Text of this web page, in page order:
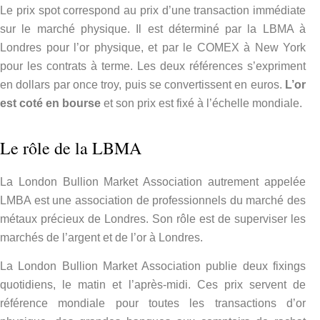
Le prix spot correspond au prix d’une transaction immédiate
sur le marché physique. Il est déterminé par la LBMA à
Londres pour l’or physique, et par le COMEX à New York
pour les contrats à terme. Les deux références s’expriment
en dollars par once troy, puis se convertissent en euros. L’or
est coté en bourse et son prix est fixé à l’échelle mondiale.
Le rôle de la LBMA
La London Bullion Market Association autrement appelée
LMBA est une association de professionnels du marché des
métaux précieux de Londres. Son rôle est de superviser les
marchés de l’argent et de l’or à Londres.
La London Bullion Market Association publie deux fixings
quotidiens, le matin et l’après-midi. Ces prix servent de
référence mondiale pour toutes les transactions d’or